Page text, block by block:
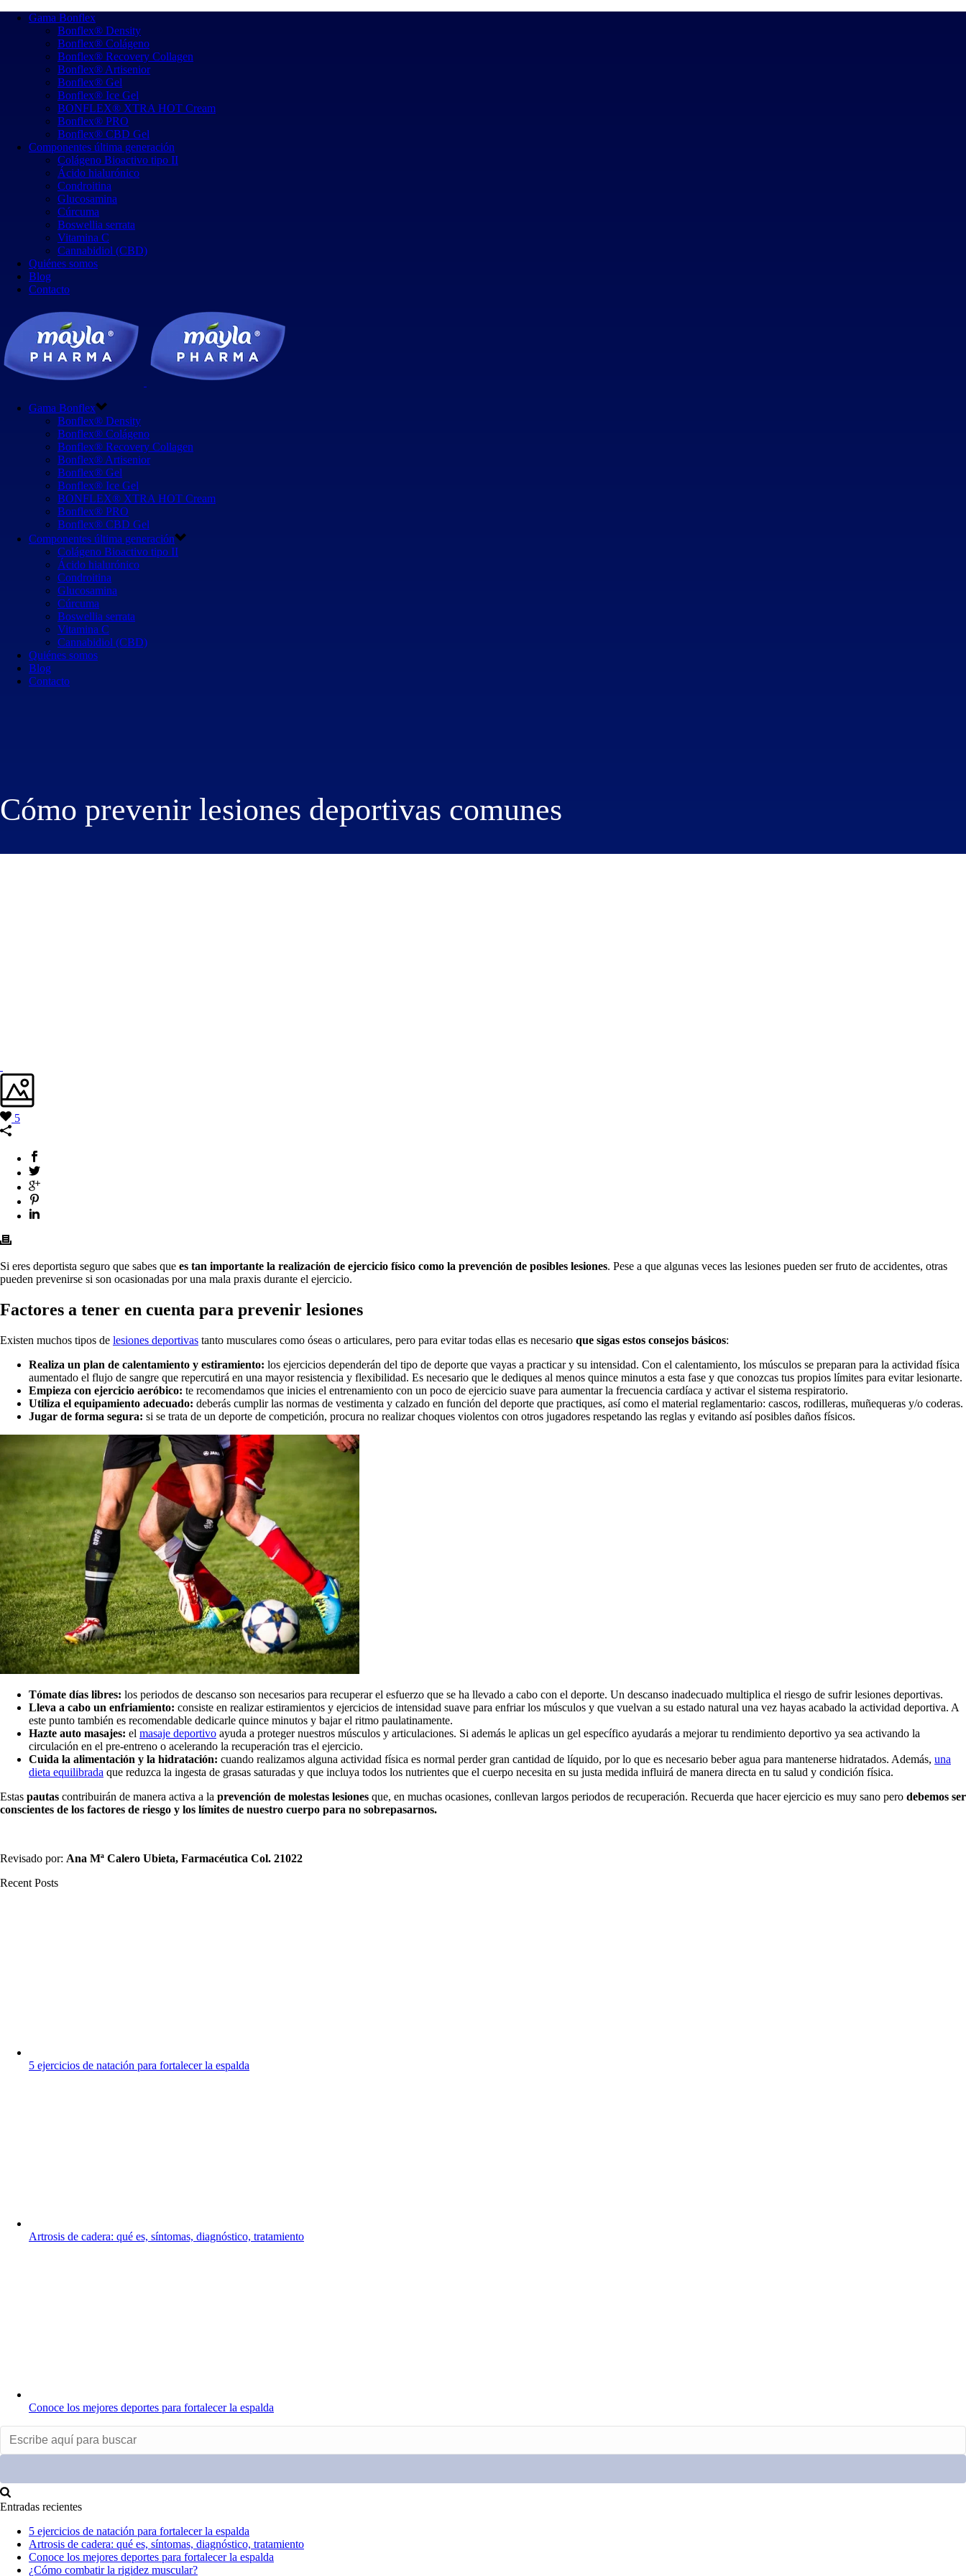
Gama Bonflex
Bonflex® Density
Bonflex® Colágeno
Bonflex® Recovery Collagen
Bonflex® Artisenior
Bonflex® Gel
Bonflex® Ice Gel
BONFLEX® XTRA HOT Cream
Bonflex® PRO
Bonflex® CBD Gel
Componentes última generación
Colágeno Bioactivo tipo II
Ácido hialurónico
Condroitina
Glucosamina
Cúrcuma
Boswellia serrata
Vitamina C
Cannabidiol (CBD)
Quiénes somos
Blog
Contacto
Gama Bonflex
Bonflex® Density
Bonflex® Colágeno
Bonflex® Recovery Collagen
Bonflex® Artisenior
Bonflex® Gel
Bonflex® Ice Gel
BONFLEX® XTRA HOT Cream
Bonflex® PRO
Bonflex® CBD Gel
Componentes última generación
Colágeno Bioactivo tipo II
Ácido hialurónico
Condroitina
Glucosamina
Cúrcuma
Boswellia serrata
Vitamina C
Cannabidiol (CBD)
Quiénes somos
Blog
Contacto
Cómo prevenir lesiones deportivas comunes
5
Si eres deportista seguro que sabes que es tan importante la realización de ejercicio físico como la prevención de posibles lesiones. Pese a que algunas veces las lesiones pueden ser fruto de accidentes, otras
pueden prevenirse si son ocasionadas por una mala praxis durante el ejercicio.
Factores a tener en cuenta para prevenir lesiones
Existen muchos tipos de lesiones deportivas tanto musculares como óseas o articulares, pero para evitar todas ellas es necesario que sigas estos consejos básicos:
Realiza un plan de calentamiento y estiramiento: los ejercicios dependerán del tipo de deporte que vayas a practicar y su intensidad. Con el calentamiento, los músculos se preparan para la actividad física
aumentado el flujo de sangre que repercutirá en una mayor resistencia y flexibilidad. Es necesario que le dediques al menos quince minutos a esta fase y que conozcas tus propios límites para evitar lesionarte.
Empieza con ejercicio aeróbico: te recomendamos que inicies el entrenamiento con un poco de ejercicio suave para aumentar la frecuencia cardíaca y activar el sistema respiratorio.
Utiliza el equipamiento adecuado: deberás cumplir las normas de vestimenta y calzado en función del deporte que practiques, así como el material reglamentario: cascos, rodilleras, muñequeras y/o coderas.
Jugar de forma segura: si se trata de un deporte de competición, procura no realizar choques violentos con otros jugadores respetando las reglas y evitando así posibles daños físicos.
Tómate días libres: los periodos de descanso son necesarios para recuperar el esfuerzo que se ha llevado a cabo con el deporte. Un descanso inadecuado multiplica el riesgo de sufrir lesiones deportivas.
Lleva a cabo un enfriamiento: consiste en realizar estiramientos y ejercicios de intensidad suave para enfriar los músculos y que vuelvan a su estado natural una vez hayas acabado la actividad deportiva. A
este punto también es recomendable dedicarle quince minutos y bajar el ritmo paulatinamente.
Hazte auto masajes: el masaje deportivo ayuda a proteger nuestros músculos y articulaciones. Si además le aplicas un gel específico ayudarás a mejorar tu rendimiento deportivo ya sea activando la
circulación en el pre-entreno o acelerando la recuperación tras el ejercicio.
Cuida la alimentación y la hidratación: cuando realizamos alguna actividad física es normal perder gran cantidad de líquido, por lo que es necesario beber agua para mantenerse hidratados. Además, una
dieta equilibrada que reduzca la ingesta de grasas saturadas y que incluya todos los nutrientes que el cuerpo necesita en su justa medida influirá de manera directa en tu salud y condición física.
Estas pautas contribuirán de manera activa a la prevención de molestas lesiones que, en muchas ocasiones, conllevan largos periodos de recuperación. Recuerda que hacer ejercicio es muy sano pero debemos ser
conscientes de los factores de riesgo y los límites de nuestro cuerpo para no sobrepasarnos.
Revisado por: Ana Mª Calero Ubieta, Farmacéutica Col. 21022
Recent Posts
5 ejercicios de natación para fortalecer la espalda
Artrosis de cadera: qué es, síntomas, diagnóstico, tratamiento
Conoce los mejores deportes para fortalecer la espalda
Entradas recientes
5 ejercicios de natación para fortalecer la espalda
Artrosis de cadera: qué es, síntomas, diagnóstico, tratamiento
Conoce los mejores deportes para fortalecer la espalda
¿Cómo combatir la rigidez muscular?